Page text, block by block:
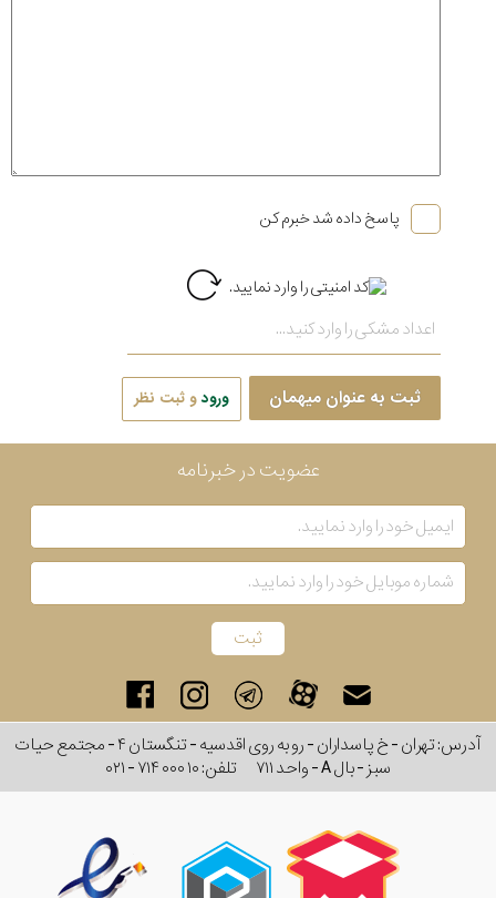
پاسخ داده شد خبرم کن
ثبت به عنوان میهمان ورودو ثبت نظر
عضویت در خبرنامه
آدرس: تهران - خ پاسداران - رو به روی اقدسیه - تنگستان ۴ - مجتمع حیات
سبز - بال A - واحد ۷۱۱
تلفن:۰۲۱ - ۷۱۴ ۰۰۰ ۱۰